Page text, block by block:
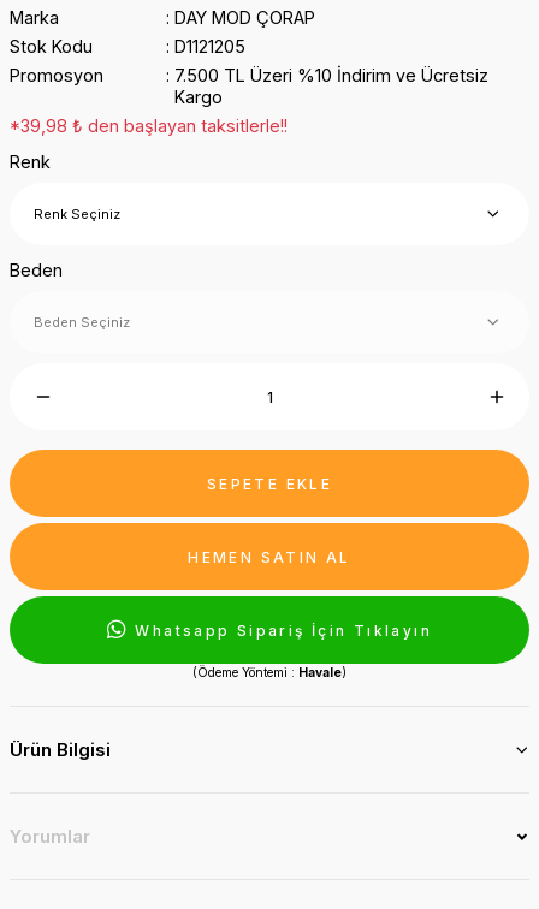
Marka
DAY MOD ÇORAP
Stok Kodu
D1121205
Promosyon
7.500 TL Üzeri %10 İndirim ve Ücretsiz
Kargo
*39,98 ₺ den başlayan taksitlerle!!
Renk
Beden
SEPETE EKLE
HEMEN SATIN AL
Whatsapp Sipariş İçin Tıklayın
(Ödeme Yöntemi : Havale)
Ürün Bilgisi
Yorumlar